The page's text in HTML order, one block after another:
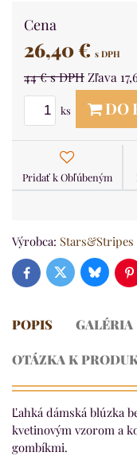
Cena
26,40 € s DPH
44 €s DPH Zľava
ks DO
Pridať k Obľúbeným
Výrobca: Stars&Stripes
FacebookTwitterBluesky
POPIS GALÉRIA
OTÁZKA K
Ľahká dámská blúzka
kvetinovým vzorom a
gombíkmi.